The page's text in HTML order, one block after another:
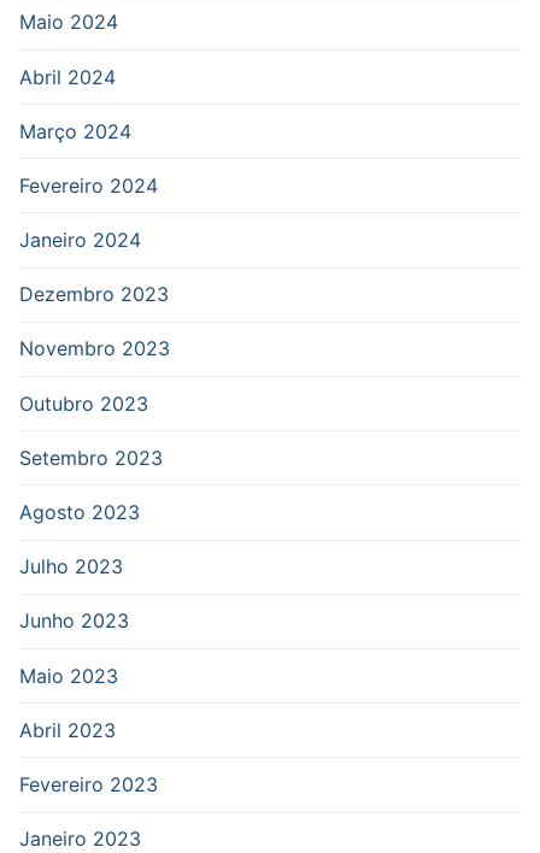
Maio 2024
Abril 2024
Março 2024
Fevereiro 2024
Janeiro 2024
Dezembro 2023
Novembro 2023
Outubro 2023
Setembro 2023
Agosto 2023
Julho 2023
Junho 2023
Maio 2023
Abril 2023
Fevereiro 2023
Janeiro 2023